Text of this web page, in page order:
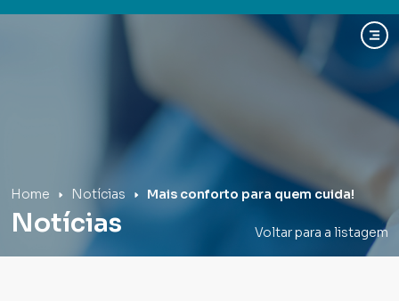
Home Notícias Mais conforto para quem cuida!
Notícias Voltar para a listagem